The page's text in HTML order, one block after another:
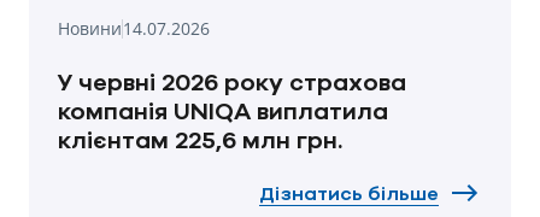
Новини14.07.2026
У червні 2026 року страхова
компанія UNIQA виплатила
клієнтам 225,6 млн грн.
Дізнатись більше